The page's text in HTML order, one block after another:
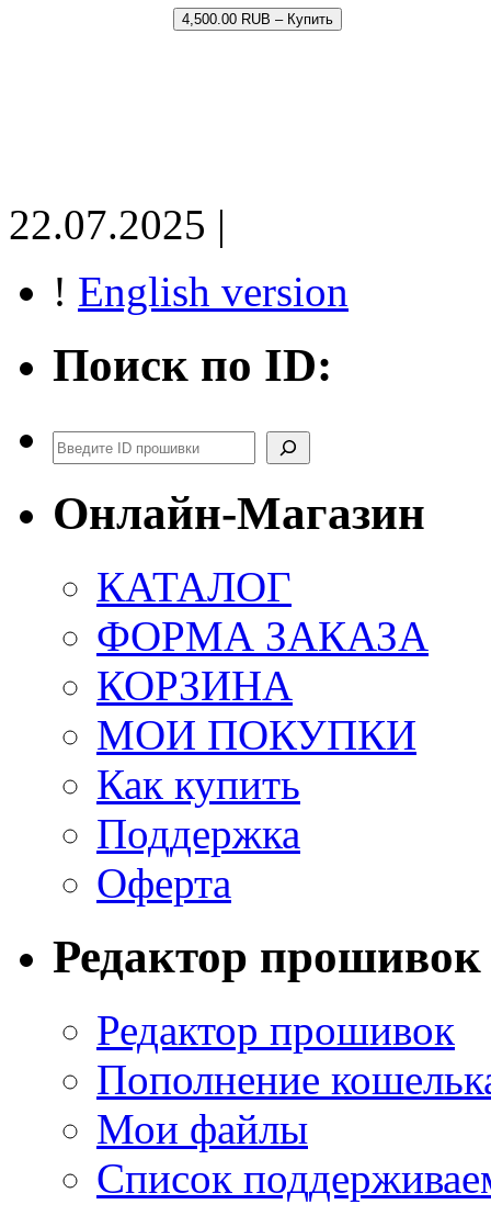
4,500.00 RUB – Купить
22.07.2025 |
! English version
Поиск по ID:
Поиск
Онлайн-Магазин
КАТАЛОГ
ФОРМА ЗАКАЗА
КОРЗИНА
МОИ ПОКУПКИ
Как купить
Поддержка
Оферта
Редактор прошивок
Редактор прошивок
Пополнение
Мои файлы
Список